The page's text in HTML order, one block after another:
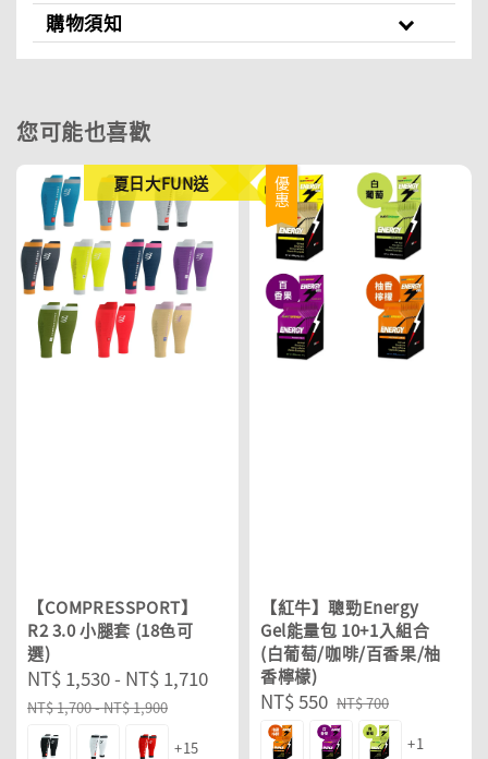
購物須知
您可能也喜歡
夏日大FUN送
【COMPRESSPORT】
R2 3.0 小腿套 (18色可
選)
Sale
price
NT$ 1,530- NT$ 1,710
Regular
NT$ 1,700-NT$ 1,900
+15
優惠
【紅牛】聰勁Energy
Gel能量包 10+1入組合
(白葡萄/咖啡/百香果/柚
香檸檬)
Sale
price
NT$ 550 Regular
price
NT$ 700
+1